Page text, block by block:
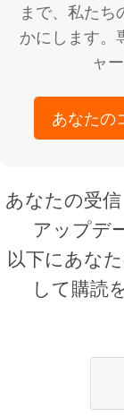
まで、私たち
かにします。
ャ
あなたの
あなたの受
アップデ
以下にあな
して購読